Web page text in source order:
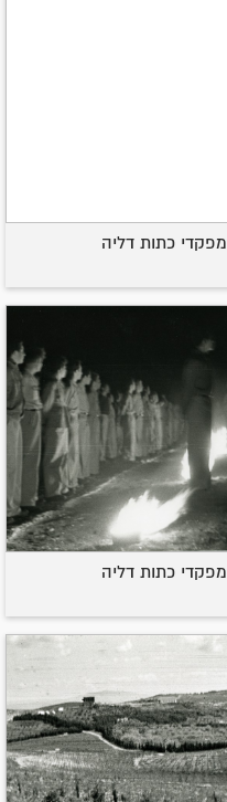
מפקדי כתות דליה
מפקדי כתות דליה